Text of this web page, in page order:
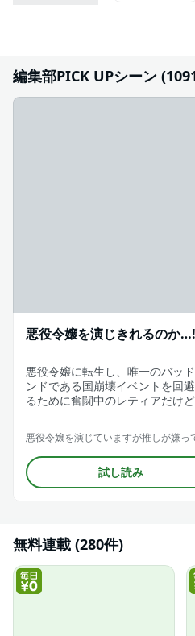
編集部PICK UPシーン
悪役令嬢を演じきれるのか
悪役令嬢に転生し、唯一のバッ
ンドである国崩壊イベントを回
るために奮闘中のレティアだけ
試し読み
無料連載 (280件)